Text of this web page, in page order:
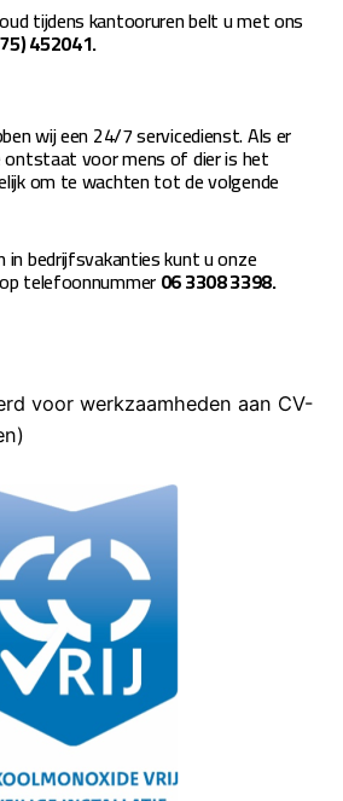
tijdens kantooruren belt u met ons
452041.
wij een 24/7 servicedienst. Als er
ontstaat voor mens of dier is het
om te wachten tot de volgende
bedrijfsvakanties kunt u onze
telefoonnummer06 3308 3398.
voor werkzaamheden aan CV-